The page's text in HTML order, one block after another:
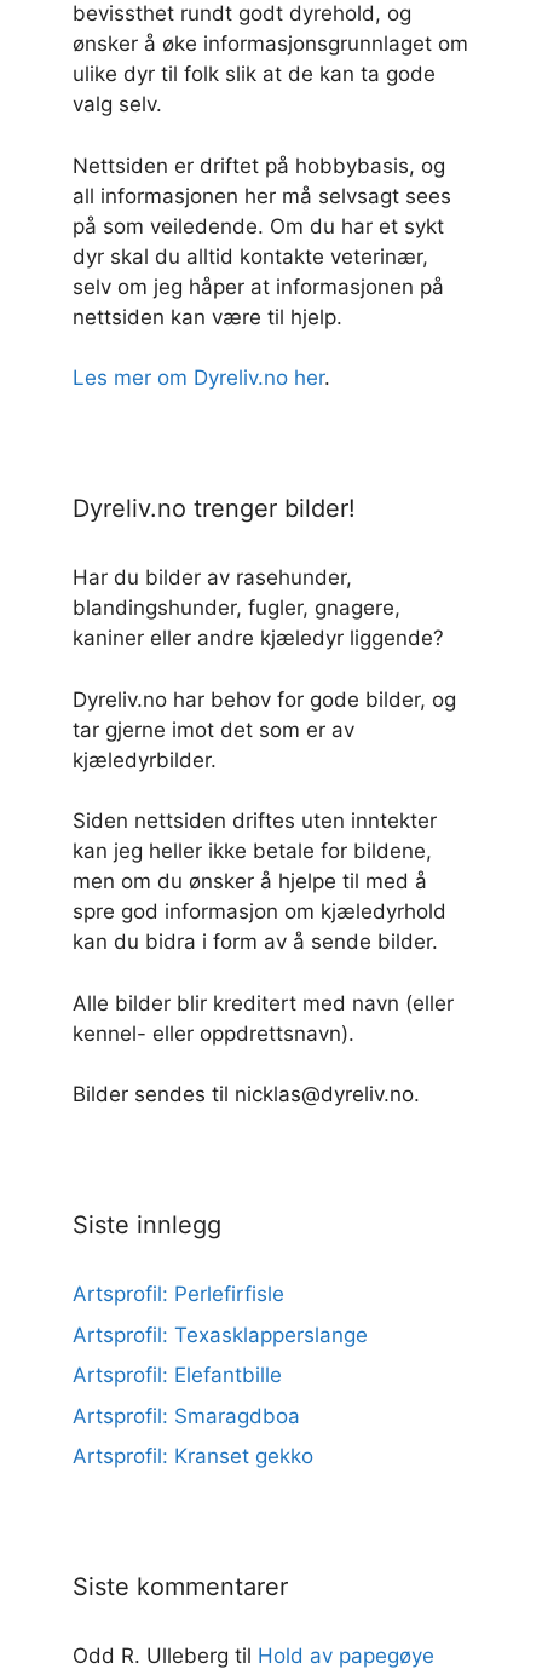
bevissthet rundt godt dyrehold, og
ønsker å øke informasjonsgrunnlaget om
ulike dyr til folk slik at de kan ta gode
valg selv.
Nettsiden er driftet på hobbybasis, og
all informasjonen her må selvsagt sees
på som veiledende. Om du har et sykt
dyr skal du alltid kontakte veterinær,
selv om jeg håper at informasjonen på
nettsiden kan være til hjelp.
Les mer om Dyreliv.no her.
Dyreliv.no trenger bilder!
Har du bilder av rasehunder,
blandingshunder, fugler, gnagere,
kaniner eller andre kjæledyr liggende?
Dyreliv.no har behov for gode bilder, og
tar gjerne imot det som er av
kjæledyrbilder.
Siden nettsiden driftes uten inntekter
kan jeg heller ikke betale for bildene,
men om du ønsker å hjelpe til med å
spre god informasjon om kjæledyrhold
kan du bidra i form av å sende bilder.
Alle bilder blir kreditert med navn (eller
kennel- eller oppdrettsnavn).
Bilder sendes til nicklas@dyreliv.no.
Siste innlegg
Artsprofil: Perlefirfisle
Artsprofil: Texasklapperslange
Artsprofil: Elefantbille
Artsprofil: Smaragdboa
Artsprofil: Kranset gekko
Siste kommentarer
Odd R. Ulleberg til Hold av papegøye